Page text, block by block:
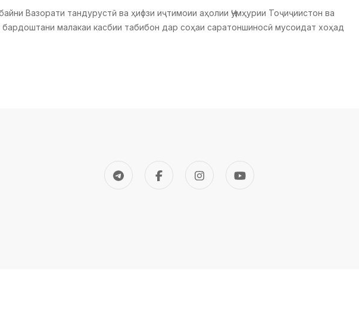
Вазорати тандурустӣ ва ҳифзи иҷтимоии аҳолии Ҷумҳурии Тоҷиҷиистон ва
малакаи касбии табибон дар соҳаи саратоншиносӣ мусоидат хоҳад